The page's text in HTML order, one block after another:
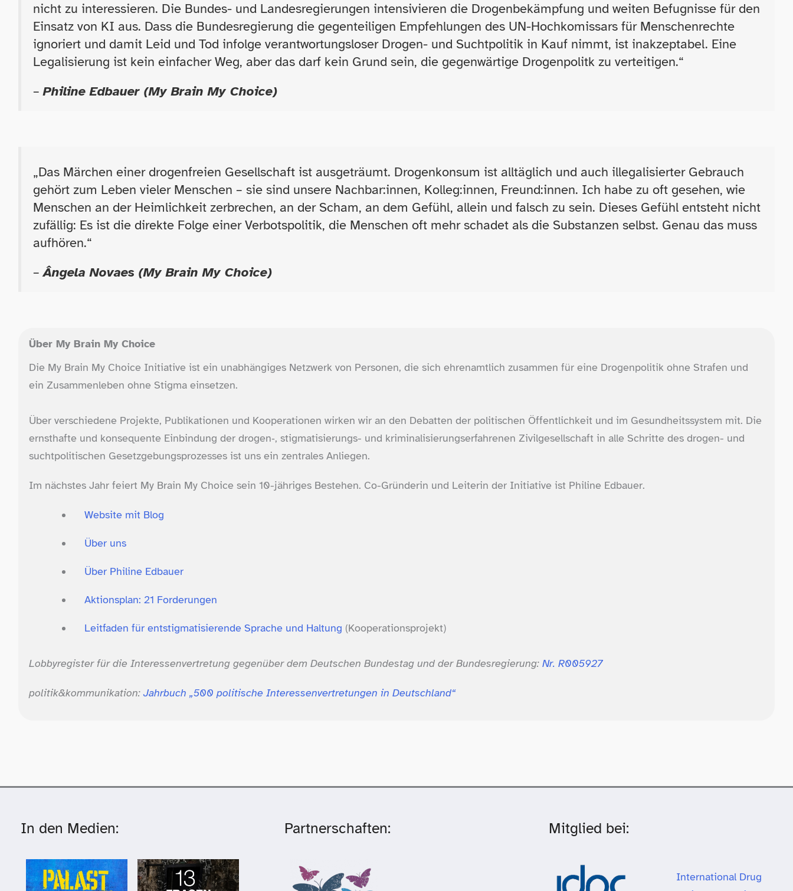
nicht zu interessieren. Die Bundes- und Landesregierungen intensivieren die Drogenbekämpfung und weiten Befugnisse für den
Einsatz von KI aus. Dass die Bundesregierung die gegenteiligen Empfehlungen des UN-​Hochkomissars für Menschenrechte
ignoriert und damit Leid und Tod infolge verantwortungsloser Drogen- und Suchtpolitik in Kauf nimmt, ist inakzeptabel. Eine
Legalisierung ist kein einfacher Weg, aber das darf kein Grund sein, die gegenwärtige Drogenpolitk zu verteitigen.“
–Philine Edbauer (My Brain My Choice)
„Das Märchen einer drogenfreien Gesellschaft ist ausgeträumt. Drogenkonsum ist alltäglich und auch illegalisierter Gebrauch
gehört zum Leben vieler Menschen – sie sind unsere Nachbar:innen, Kolleg:innen, Freund:innen. Ich habe zu oft gesehen, wie
Menschen an der Heimlichkeit zerbrechen, an der Scham, an dem Gefühl, allein und falsch zu sein. Dieses Gefühl entsteht nicht
zufällig: Es ist die direkte Folge einer Verbotspolitik, die Menschen oft mehr schadet als die Substanzen selbst. Genau das muss
aufhören.“
–Ângela Novaes (My Brain My Choice)
Über My Brain My Choice
Die My Brain My Choice Initiative ist ein unabhängiges Netzwerk von Personen, die sich ehrenamtlich zusammen für eine Drogenpolitik ohne Strafen und
ein Zusammenleben ohne Stigma einsetzen.
Über verschiedene Projekte, Publikationen und Kooperationen wirken wir an den Debatten der politischen Öffentlichkeit und im Gesundheitssystem mit. Die
ernsthafte und konsequente Einbindung der drogen‑, stigmatisierungs- und kriminalisierungserfahrenen Zivilgesellschaft in alle Schritte des drogen- und
suchtpolitischen Gesetzgebungsprozesses ist uns ein zentrales Anliegen.
Im nächstes Jahr feiert My Brain My Choice sein 10-​jähriges Bestehen. Co-​Gründerin und Leiterin der Initiative ist Philine Edbauer.
Website mit Blog
Über uns
Über Philine Edbauer
Aktionsplan: 21 Forderungen
Leitfaden für entstigmatisierende Sprache und Haltung (Kooperationsprojekt)
Lobbyregister für die Interessenvertretung gegenüber dem Deutschen Bundestag und der Bundesregierung: Nr. R005927
politik&kommunikation: Jahrbuch „500 politische Interessenvertretungen in Deutschland“
In den Medien: Partnerschaften: Mitglied bei:
International Drug